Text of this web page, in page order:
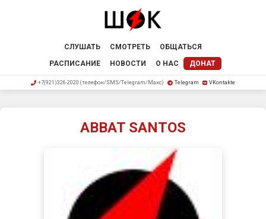
СЛУШАТЬ СМОТРЕТЬ
ОБЩАТЬСЯ
РАСПИСАНИЕ
НОВОСТИ О НАС ДОНАТ
+7(921)326-2020 (телефон/SMS/Telegram/Макс) Telegram VKontakte
ABBAT SANTOS